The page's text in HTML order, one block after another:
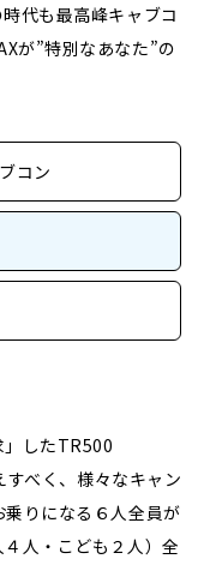
代も最高峰キャブコ
が”特別なあなた”の
コン
」したTR500
べく、様々なキャン
りになる６人全員が
人・こども２人）全